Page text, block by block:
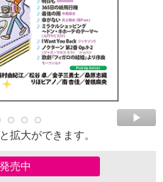
拡大ができます。
売中